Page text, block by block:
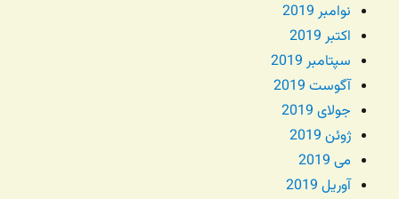
نوامبر 2019
اکتبر 2019
سپتامبر 2019
آگوست 2019
جولای 2019
ژوئن 2019
می 2019
آوریل 2019